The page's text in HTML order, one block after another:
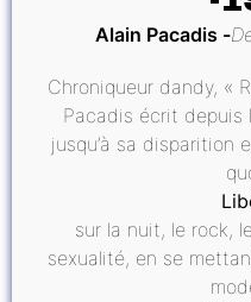
Alain Pacadis
Chroniqueur dandy, «
Pacadis écrit depuis
jusqu’à sa disparition
sur la nuit, le rock,
sexualité, en se